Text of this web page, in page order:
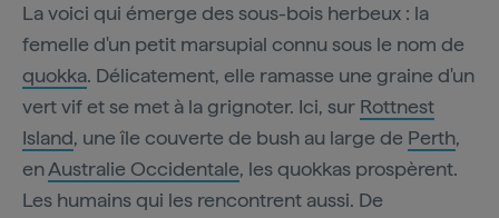
La voici qui émerge des sous-bois herbeux : la
femelle d'un petit marsupial connu sous le nom de
quokka. Délicatement, elle ramasse une graine d'un
vert vif et se met à la grignoter. Ici, sur Rottnest
Island, une île couverte de bush au large de Perth,
enAustralie Occidentale, les quokkas prospèrent.
Les humains qui les rencontrent aussi. De